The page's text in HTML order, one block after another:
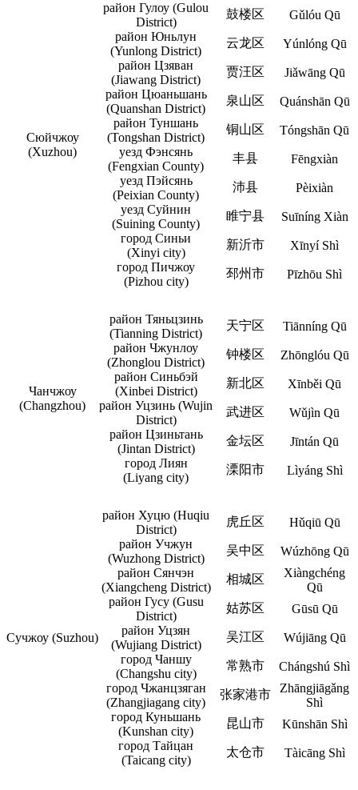
Сюйчжоу
(Xuzhou)
район Гулоу (Gulou
District)
鼓楼区
Gǔlóu Qū
район Юньлун
(Yunlong District)
云龙区
Yúnlóng Qū
район Цзяван
(Jiawang District)
贾汪区
Jiǎwāng Qū
район Цюаньшань
(Quanshan District)
泉山区
Quánshān Qū
район Туншань
(Tongshan District)
铜山区
Tóngshān Qū
уезд Фэнсянь
(Fengxian County)
丰县
Fēngxiàn
уезд Пэйсянь
(Peixian County)
沛县
Pèixiàn
уезд Суйнин
(Suining County)
睢宁县
Suīníng Xiàn
город Синьи
(Xinyi city)
新沂市
Xīnyí Shì
город Пичжоу
(Pizhou city)
邳州市 Pīzhōu Shì
Чанчжоу
(Changzhou)
район Тяньцзинь
(Tianning District)
天宁区
Tiānníng Qū
район Чжунлоу
(Zhonglou District)
钟楼区
Zhōnglóu Qū
район Синьбэй
(Xinbei District)
新北区
Xīnběi Qū
район Уцзинь (Wujin
District)
武进区
Wǔjìn Qū
район Цзиньтань
(Jintan District)
金坛区
Jīntán Qū
город Лиян
(Liyang city)
溧阳市 Lìyáng Shì
Сучжоу (Suzhou)
район Хуцю (Huqiu
District)
虎丘区
Hǔqiū Qū
район Учжун
(Wuzhong District)
吴中区
Wúzhōng Qū
район Сянчэн
(Xiangcheng District)
相城区
Xiàngchéng
Qū
район Гусу (Gusu
District)
姑苏区
Gūsū Qū
район Уцзян
(Wujiang District)
吴江区
Wújiāng Qū
город Чаншу
(Changshu city)
常熟市
Chángshú Shì
город Чжанцзяган
(Zhangjiagang city)
张家港市
Zhāngjiāgǎng
Shì
город Куньшань
(Kunshan city)
昆山市
Kūnshān Shì
город Тайцан
(Taicang city)
太仓市 Tàicāng Shì